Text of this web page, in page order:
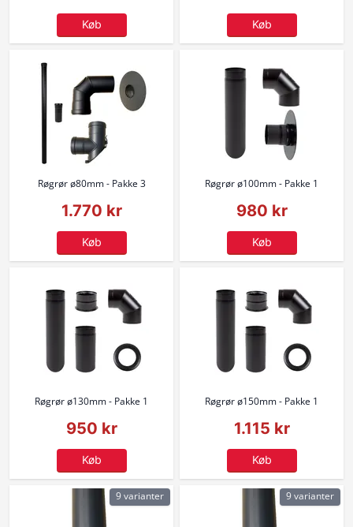
Køb Køb
Røgrør ø80mm - Pakke 3
1.770 kr
Køb
Røgrør ø100mm - Pakke 1
980 kr
Køb
Røgrør ø130mm - Pakke 1
950 kr
Køb
Røgrør ø150mm - Pakke 1
1.115 kr
Køb
9 varianter 9 varianter